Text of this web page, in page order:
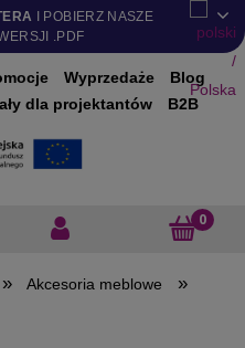
I POBIERZ NASZE
.PDF
Wyprzedaże
Blog
dla projektantów B2B
» Akcesoria meblowe »